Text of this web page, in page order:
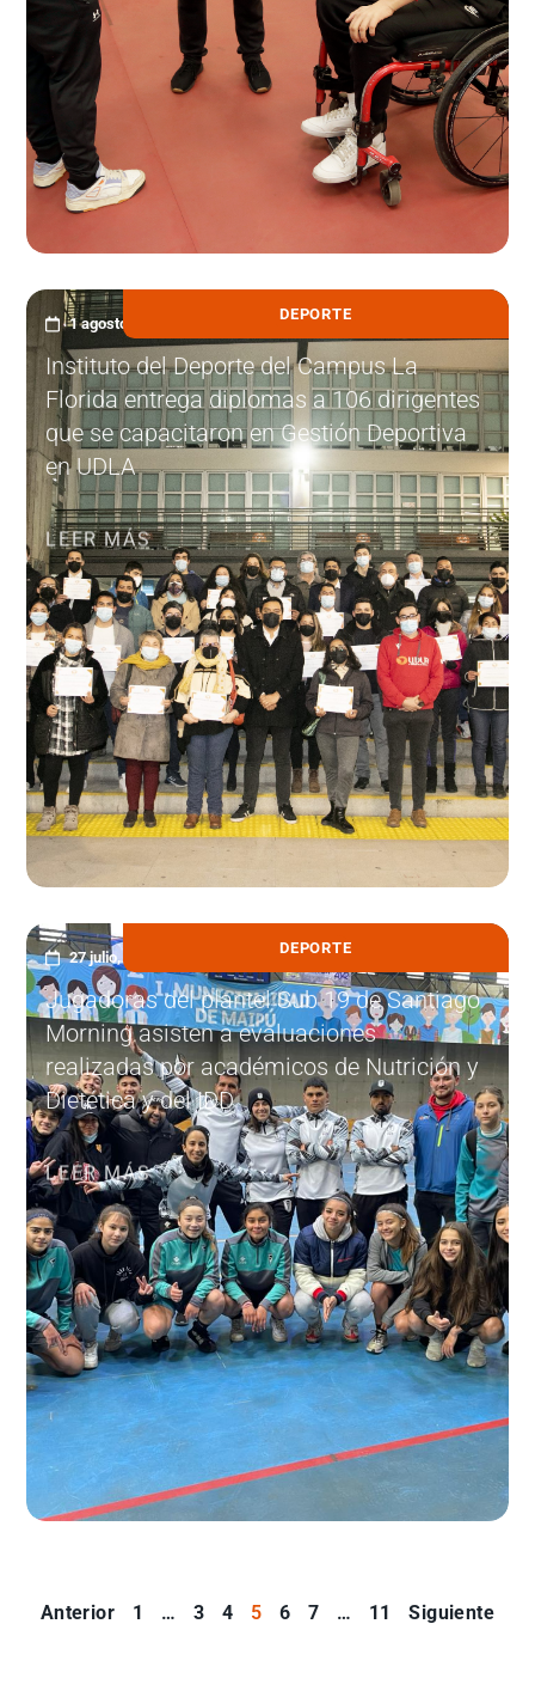
DEPORTE
1 agosto, 2022
Instituto del Deporte del Campus La
Florida entrega diplomas a 106 dirigentes
que se capacitaron en Gestión Deportiva
en UDLA
LEER MÁS
DEPORTE
27 julio, 2022
Jugadoras del plantel Sub 19 de Santiago
Morning asisten a evaluaciones
realizadas por académicos de Nutrición y
Dietética y del IDD
LEER MÁS
Anterior 1 … 3 4 5 6 7 … 11 Siguiente